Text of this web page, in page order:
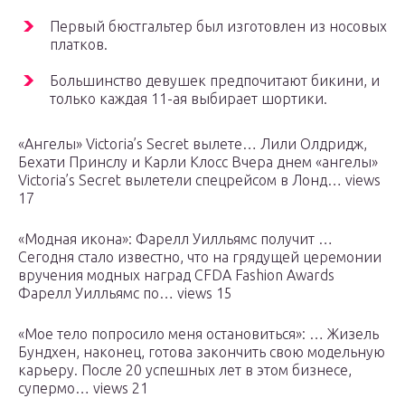
Первый бюстгальтер был изготовлен из носовых
платков.
Большинство девушек предпочитают бикини, и
только каждая 11-ая выбирает шортики.
«Ангелы» Victoria’s Secret вылете… Лили Олдридж,
Бехати Принслу и Карли Клосс Вчера днем «ангелы»
Victoria’s Secret вылетели спецрейсом в Лонд… views
17
«Модная икона»: Фарелл Уилльямс получит …
Сегодня стало известно, что на грядущей церемонии
вручения модных наград CFDA Fashion Awards
Фарелл Уилльямс по… views 15
«Мое тело попросило меня остановиться»: … Жизель
Бундхен, наконец, готова закончить свою модельную
карьеру. После 20 успешных лет в этом бизнесе,
супермо… views 21